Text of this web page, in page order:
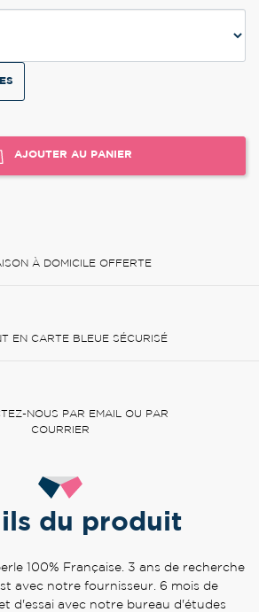
AJOUTER AU PANIER
À DOMICILE OFFERTE
EN CARTE BLEUE SÉCURISÉ
NOUS PAR EMAIL OU PAR
COURRIER
du produit
100% Française. 3 ans de recherche
avec notre fournisseur. 6 mois de
d'essai avec notre bureau d'études